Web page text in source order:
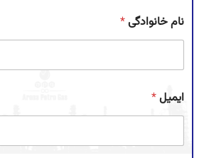
نام خانوادگی*
ایمیل*